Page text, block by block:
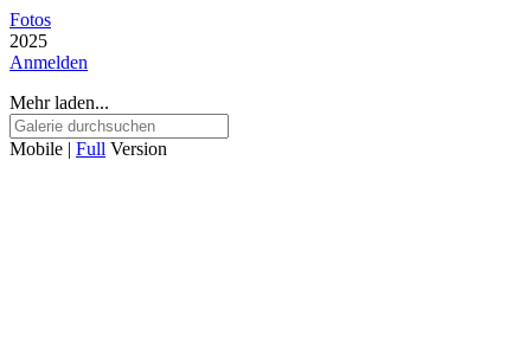
Fotos
2025
Anmelden
Mehr laden...
Mobile | Full Version